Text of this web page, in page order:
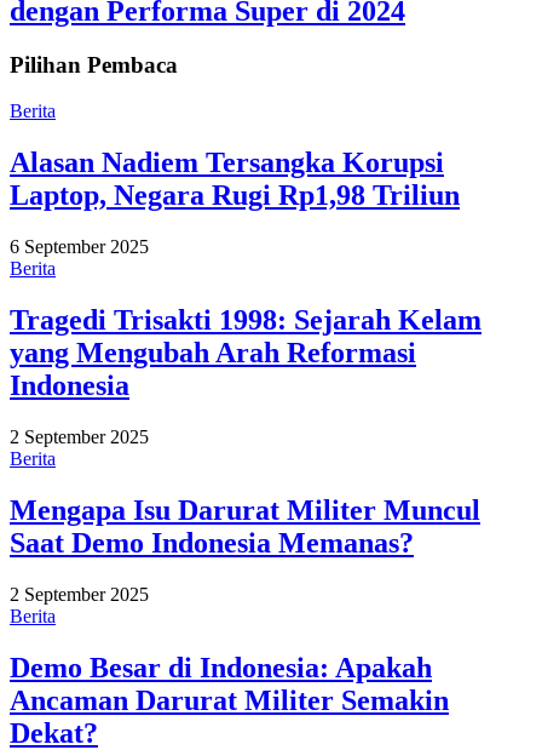
dengan Performa Super di 2024
Pilihan Pembaca
Berita
Alasan Nadiem Tersangka Korupsi
Laptop, Negara Rugi Rp1,98 Triliun
6 September 2025
Berita
Tragedi Trisakti 1998: Sejarah Kelam
yang Mengubah Arah Reformasi
Indonesia
2 September 2025
Berita
Mengapa Isu Darurat Militer Muncul
Saat Demo Indonesia Memanas?
2 September 2025
Berita
Demo Besar di Indonesia: Apakah
Ancaman Darurat Militer Semakin
Dekat?